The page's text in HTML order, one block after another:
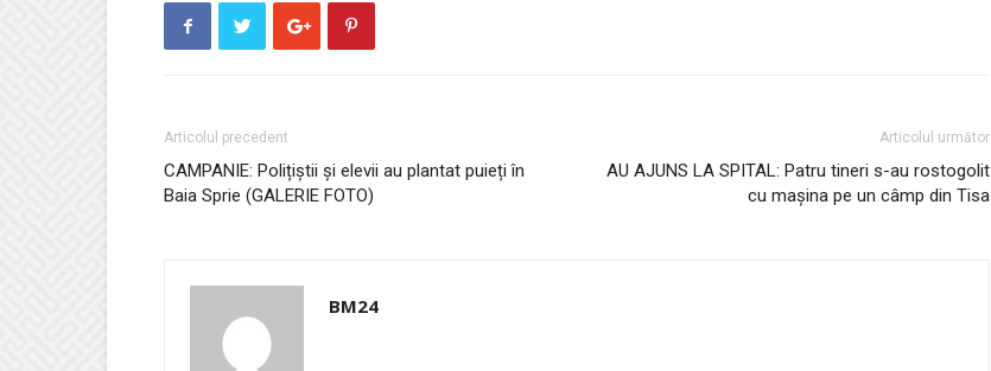
Articolul precedent
CAMPANIE: Polițiștii și elevii au plantat puieți în
Baia Sprie (GALERIE FOTO)
Articolul următor
AU AJUNS LA SPITAL: Patru tineri s-au rostogolit
cu mașina pe un câmp din Tisa
BM24